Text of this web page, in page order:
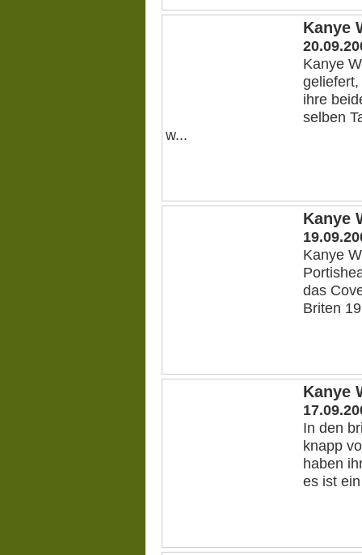
Kanye
Kanye
ihre
selben
w...
Kanye
Kanye
das
Briten
Kanye
In den
knapp
haben
es ist